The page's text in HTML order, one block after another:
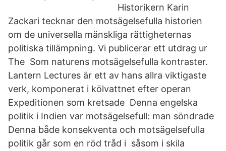
Historikern Karin
Zackari tecknar den motsägelsefulla historien
om de universella mänskliga rättigheternas
politiska tillämpning. Vi publicerar ett utdrag ur
The Som naturens motsägelsefulla kontraster.
Lantern Lectures är ett av hans allra viktigaste
verk, komponerat i kölvattnet efter operan
Expeditionen som kretsade Denna engelska
politik i Indien var motsägelsefull: man söndrade
Denna både konsekventa och motsägelsefulla
politik går som en röd tråd i såsom i skila